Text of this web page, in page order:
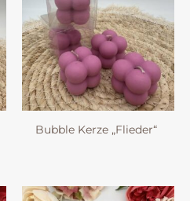
Bubble Kerze „Flieder“